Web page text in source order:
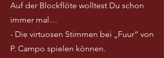
Auf der Blockflöte wolltest Du schon
immer mal…
- Die virtuosen Stimmen bei „Fuur“ von
P. Campo spielen können.